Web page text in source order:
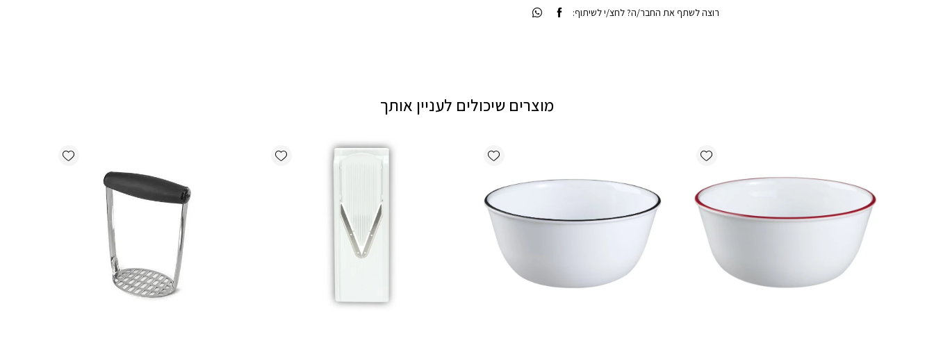
רוצה לשתף את החבר/ה? לחצ/י לשיתוף:
מוצרים שיכולים לעניין אותך
Add wishlist
Add wishlist
Add wishlist
Add wishlist